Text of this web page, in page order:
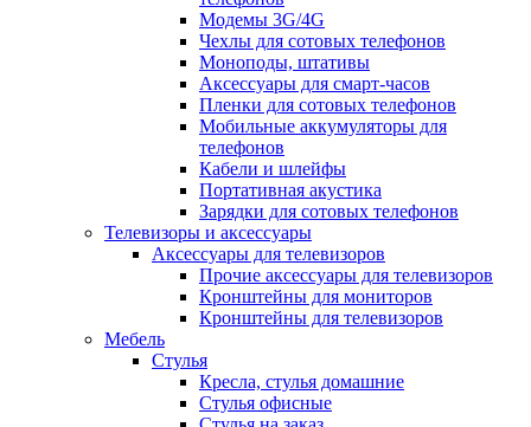
Модемы 3G/4G
Чехлы для сотовых телефонов
Моноподы, штативы
Аксессуары для смарт-часов
Пленки для сотовых телефонов
Мобильные аккумуляторы для
телефонов
Кабели и шлейфы
Портативная акустика
Зарядки для сотовых телефонов
Телевизоры и аксессуары
Аксессуары для телевизоров
Прочие аксессуары для телевизоров
Кронштейны для мониторов
Кронштейны для телевизоров
Мебель
Стулья
Кресла, стулья домашние
Стулья офисные